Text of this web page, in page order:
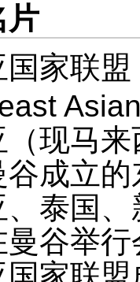
片
国家联盟
（现马
谷成立
、泰国
曼谷举
国家联